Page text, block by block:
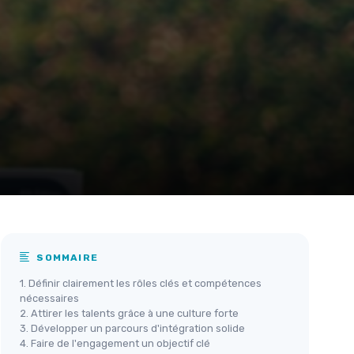
SOMMAIRE
1. Définir clairement les rôles clés et compétences
nécessaires
2. Attirer les talents grâce à une culture forte
3. Développer un parcours d'intégration solide
4. Faire de l'engagement un objectif clé